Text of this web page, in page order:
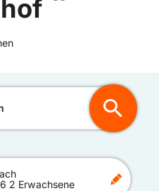
2 Erwachsene